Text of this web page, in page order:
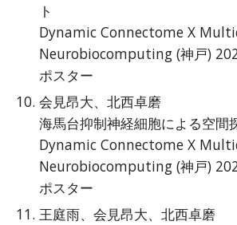
ト
Dynamic Connectome X
Neurobiocomputing (神戸)
ポスター
会見昂大、北西卓磨
海馬台抑制神経細胞による空間
Dynamic Connectome X
Neurobiocomputing (神戸)
ポスター
王庭雨、会見昂大、北西卓磨